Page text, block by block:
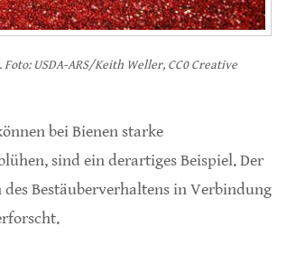
USDA-ARS/Keith Weller, CC0 Creative
bei Bienen starke
sind ein derartiges Beispiel. Der
Bestäuberverhaltens in Verbindung